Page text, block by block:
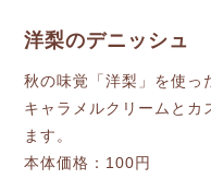
洋梨のデニッシュ
秋の味覚「洋梨」を使っ
キャラメルクリームとカ
ます。
本体価格：100円